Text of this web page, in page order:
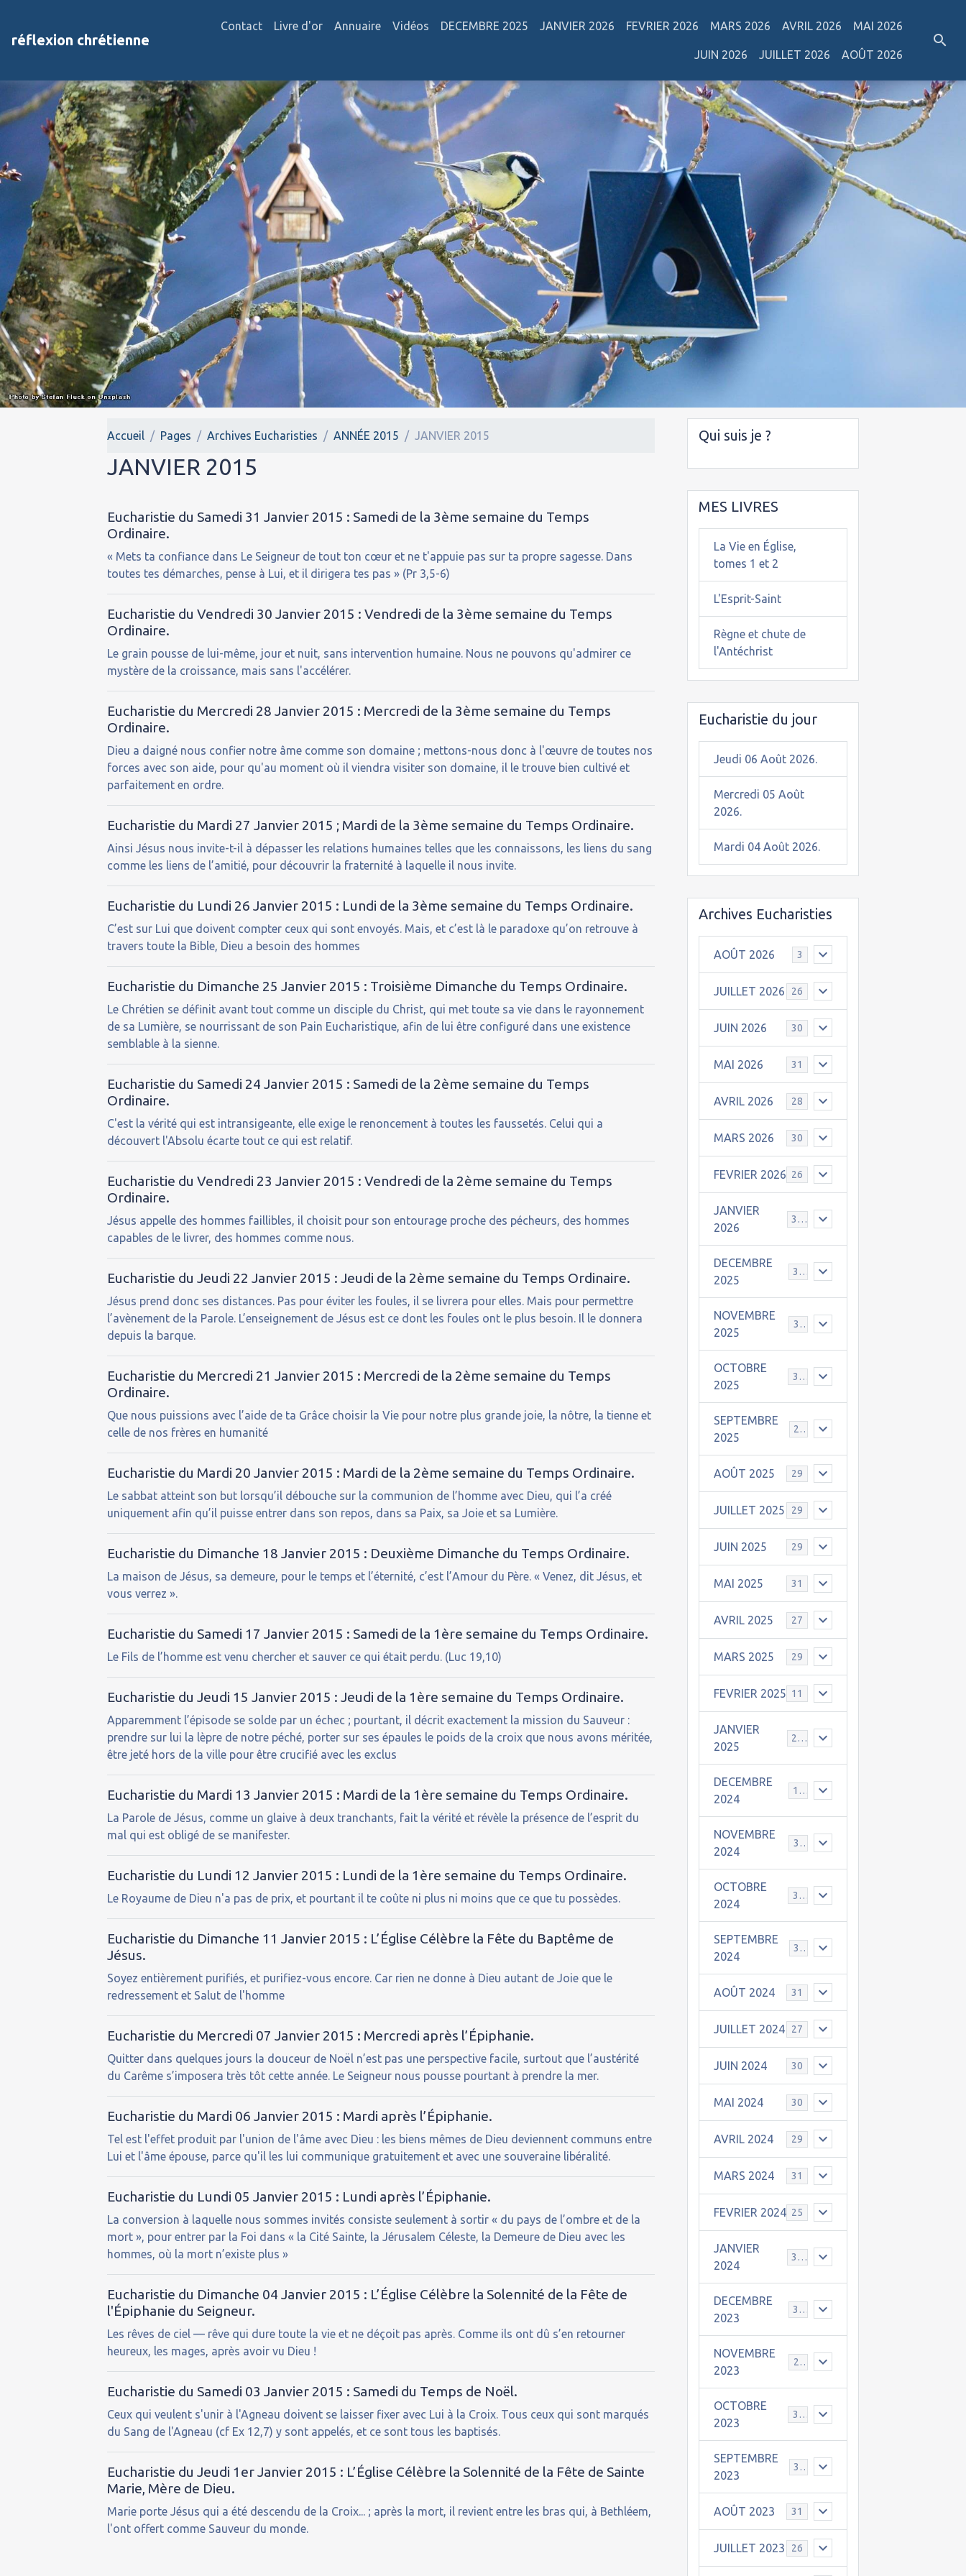
réflexion chrétienne
Contact Livre d'or Annuaire Vidéos DECEMBRE 2025 JANVIER 2026 FEVRIER 2026 MARS 2026 AVRIL 2026 MAI 2026
JUIN 2026 JUILLET 2026 AOÛT 2026
Accueil Pages Archives Eucharisties ANNÉE 2015 JANVIER 2015
JANVIER 2015
Eucharistie du Samedi 31 Janvier 2015 : Samedi de la 3ème semaine du Temps
Ordinaire.
« Mets ta confiance dans Le Seigneur de tout ton cœur et ne t'appuie pas sur ta propre sagesse. Dans
toutes tes démarches, pense à Lui, et il dirigera tes pas » (Pr 3,5-6)
Eucharistie du Vendredi 30 Janvier 2015 : Vendredi de la 3ème semaine du Temps
Ordinaire.
Le grain pousse de lui-même, jour et nuit, sans intervention humaine. Nous ne pouvons qu'admirer ce
mystère de la croissance, mais sans l'accélérer.
Eucharistie du Mercredi 28 Janvier 2015 : Mercredi de la 3ème semaine du Temps
Ordinaire.
Dieu a daigné nous confier notre âme comme son domaine ; mettons-nous donc à l'œuvre de toutes nos
forces avec son aide, pour qu'au moment où il viendra visiter son domaine, il le trouve bien cultivé et
parfaitement en ordre.
Eucharistie du Mardi 27 Janvier 2015 ; Mardi de la 3ème semaine du Temps Ordinaire.
Ainsi Jésus nous invite-t-il à dépasser les relations humaines telles que les connaissons, les liens du sang
comme les liens de l’amitié, pour découvrir la fraternité à laquelle il nous invite.
Eucharistie du Lundi 26 Janvier 2015 : Lundi de la 3ème semaine du Temps Ordinaire.
C’est sur Lui que doivent compter ceux qui sont envoyés. Mais, et c’est là le paradoxe qu’on retrouve à
travers toute la Bible, Dieu a besoin des hommes
Eucharistie du Dimanche 25 Janvier 2015 : Troisième Dimanche du Temps Ordinaire.
Le Chrétien se définit avant tout comme un disciple du Christ, qui met toute sa vie dans le rayonnement
de sa Lumière, se nourrissant de son Pain Eucharistique, afin de lui être configuré dans une existence
semblable à la sienne.
Eucharistie du Samedi 24 Janvier 2015 : Samedi de la 2ème semaine du Temps
Ordinaire.
C'est la vérité qui est intransigeante, elle exige le renoncement à toutes les faussetés. Celui qui a
découvert l'Absolu écarte tout ce qui est relatif.
Eucharistie du Vendredi 23 Janvier 2015 : Vendredi de la 2ème semaine du Temps
Ordinaire.
Jésus appelle des hommes faillibles, il choisit pour son entourage proche des pécheurs, des hommes
capables de le livrer, des hommes comme nous.
Eucharistie du Jeudi 22 Janvier 2015 : Jeudi de la 2ème semaine du Temps Ordinaire.
Jésus prend donc ses distances. Pas pour éviter les foules, il se livrera pour elles. Mais pour permettre
l’avènement de la Parole. L’enseignement de Jésus est ce dont les foules ont le plus besoin. Il le donnera
depuis la barque.
Eucharistie du Mercredi 21 Janvier 2015 : Mercredi de la 2ème semaine du Temps
Ordinaire.
Que nous puissions avec l’aide de ta Grâce choisir la Vie pour notre plus grande joie, la nôtre, la tienne et
celle de nos frères en humanité
Eucharistie du Mardi 20 Janvier 2015 : Mardi de la 2ème semaine du Temps Ordinaire.
Le sabbat atteint son but lorsqu’il débouche sur la communion de l’homme avec Dieu, qui l’a créé
uniquement afin qu’il puisse entrer dans son repos, dans sa Paix, sa Joie et sa Lumière.
Eucharistie du Dimanche 18 Janvier 2015 : Deuxième Dimanche du Temps Ordinaire.
La maison de Jésus, sa demeure, pour le temps et l’éternité, c’est l’Amour du Père. « Venez, dit Jésus, et
vous verrez ».
Eucharistie du Samedi 17 Janvier 2015 : Samedi de la 1ère semaine du Temps Ordinaire.
Le Fils de l’homme est venu chercher et sauver ce qui était perdu. (Luc 19,10)
Eucharistie du Jeudi 15 Janvier 2015 : Jeudi de la 1ère semaine du Temps Ordinaire.
Apparemment l’épisode se solde par un échec ; pourtant, il décrit exactement la mission du Sauveur :
prendre sur lui la lèpre de notre péché, porter sur ses épaules le poids de la croix que nous avons méritée,
être jeté hors de la ville pour être crucifié avec les exclus
Eucharistie du Mardi 13 Janvier 2015 : Mardi de la 1ère semaine du Temps Ordinaire.
La Parole de Jésus, comme un glaive à deux tranchants, fait la vérité et révèle la présence de l’esprit du
mal qui est obligé de se manifester.
Eucharistie du Lundi 12 Janvier 2015 : Lundi de la 1ère semaine du Temps Ordinaire.
Le Royaume de Dieu n'a pas de prix, et pourtant il te coûte ni plus ni moins que ce que tu possèdes.
Eucharistie du Dimanche 11 Janvier 2015 : L’Église Célèbre la Fête du Baptême de
Jésus.
Soyez entièrement purifiés, et purifiez-vous encore. Car rien ne donne à Dieu autant de Joie que le
redressement et Salut de l'homme
Eucharistie du Mercredi 07 Janvier 2015 : Mercredi après l’Épiphanie.
Quitter dans quelques jours la douceur de Noël n’est pas une perspective facile, surtout que l’austérité
du Carême s’imposera très tôt cette année. Le Seigneur nous pousse pourtant à prendre la mer.
Eucharistie du Mardi 06 Janvier 2015 : Mardi après l’Épiphanie.
Tel est l'effet produit par l'union de l'âme avec Dieu : les biens mêmes de Dieu deviennent communs entre
Lui et l'âme épouse, parce qu'il les lui communique gratuitement et avec une souveraine libéralité.
Eucharistie du Lundi 05 Janvier 2015 : Lundi après l’Épiphanie.
La conversion à laquelle nous sommes invités consiste seulement à sortir « du pays de l’ombre et de la
mort », pour entrer par la Foi dans « la Cité Sainte, la Jérusalem Céleste, la Demeure de Dieu avec les
hommes, où la mort n’existe plus »
Eucharistie du Dimanche 04 Janvier 2015 : L’Église Célèbre la Solennité de la Fête de
l'Épiphanie du Seigneur.
Les rêves de ciel — rêve qui dure toute la vie et ne déçoit pas après. Comme ils ont dû s’en retourner
heureux, les mages, après avoir vu Dieu !
Eucharistie du Samedi 03 Janvier 2015 : Samedi du Temps de Noël.
Ceux qui veulent s'unir à l'Agneau doivent se laisser fixer avec Lui à la Croix. Tous ceux qui sont marqués
du Sang de l'Agneau (cf Ex 12,7) y sont appelés, et ce sont tous les baptisés.
Eucharistie du Jeudi 1er Janvier 2015 : L’Église Célèbre la Solennité de la Fête de Sainte
Marie, Mère de Dieu.
Marie porte Jésus qui a été descendu de la Croix... ; après la mort, il revient entre les bras qui, à Bethléem,
l'ont offert comme Sauveur du monde.
Qui suis je ?
MES LIVRES
La Vie en Église,
tomes 1 et 2
L'Esprit-Saint
Règne et chute de
l'Antéchrist
Eucharistie du jour
Jeudi 06 Août 2026.
Mercredi 05 Août
2026.
Mardi 04 Août 2026.
Archives Eucharisties
AOÛT 2026 3
JUILLET 2026 26
JUIN 2026 30
MAI 2026 31
AVRIL 2026 28
MARS 2026 30
FEVRIER 2026 26
JANVIER
2026
31
DECEMBRE
2025
30
NOVEMBRE
2025
30
OCTOBRE
2025
31
SEPTEMBRE
2025
25
AOÛT 2025 29
JUILLET 2025 29
JUIN 2025 29
MAI 2025 31
AVRIL 2025 27
MARS 2025 29
FEVRIER 2025 11
JANVIER
2025
25
DECEMBRE
2024
19
NOVEMBRE
2024
30
OCTOBRE
2024
31
SEPTEMBRE
2024
30
AOÛT 2024 31
JUILLET 2024 27
JUIN 2024 30
MAI 2024 30
AVRIL 2024 29
MARS 2024 31
FEVRIER 2024 25
JANVIER
2024
30
DECEMBRE
2023
31
NOVEMBRE
2023
24
OCTOBRE
2023
31
SEPTEMBRE
2023
30
AOÛT 2023 31
JUILLET 2023 26